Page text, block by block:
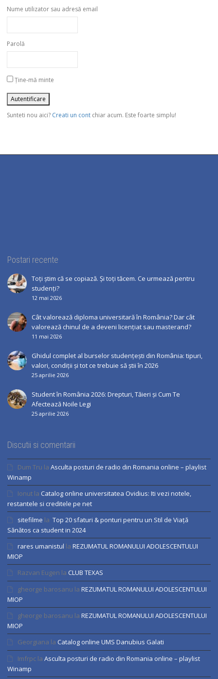
Nume utilizator sau adresă email
Parolă
Ține-mă minte
Sunteti nou aici? Creati un cont chiar acum. Este foarte simplu!
Postari recente
Toți știm că se copiază. Și toți tăcem. Ce urmează pentru
studenți?
12 mai 2026
Cât valorează diploma universitară în România? Dar cât
valorează chinul de a deveni licențiat sau masterand?
11 mai 2026
Ghidul complet al burselor studențești din România: tipuri,
valori, condiții și tot ce trebuie să știi în 2026
25 aprilie 2026
Student în România 2026: Drepturi, Tăieri și Cum Te
Afectează Noile Legi
25 aprilie 2026
Discutii si comentarii
Dum Tru la Asculta posturi de radio din Romania online – playlist
Winamp
Ionut la Catalog online universitatea Ovidius: Iti vezi notele,
restantele si creditele pe net
sitefilme la Top 20 sfaturi & ponturi pentru un Stil de Viață
Sănătos ca student in 2024
rares umanistul la REZUMATUL ROMANULUI ADOLESCENTULUI
MIOP
Razvan Eugen la CLUB TEXAS
gheorge barosanu la REZUMATUL ROMANULUI ADOLESCENTULUI
MIOP
gheorge barosanu la REZUMATUL ROMANULUI ADOLESCENTULUI
MIOP
Georgiana la Catalog online UMS Danubius Galati
Imfrpc la Asculta posturi de radio din Romania online – playlist
Winamp